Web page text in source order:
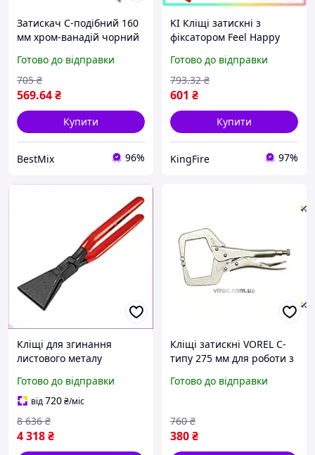
Затискач С-подібний 160
мм хром-ванадій чорний
Готово до відправки
569.64₴
705 ₴
Купити
BestMix 96%
KI Кліщі затискні з
фіксатором Feel Happy
губки для фіксації деталей
інструмент для зварюван
FIR41_R
Готово до відправки
601 ₴
793.32 ₴
Купити
KingFire 97%
Кліщі для згинання
листового металу
роботи з металом 280 мм
Готово до відправки
від720₴/міс
4 318₴
8 636 ₴
Кліщі затискні VOREL C-
типу 275 мм для роботи з
инструмент для фіксації
Готово до відправки
380₴
760 ₴